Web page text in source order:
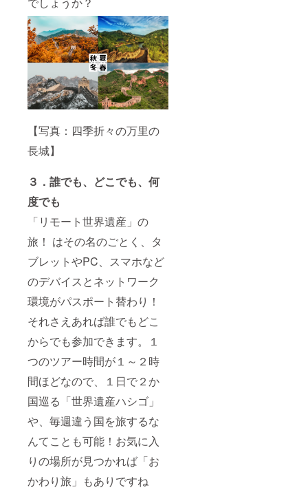
【写真：四季折々の万里の
長城】
３．誰でも、どこでも、何
度でも
「リモート世界遺産」の
旅！ はその名のごとく、タ
ブレットやPC、スマホなど
のデバイスとネットワーク
環境がパスポート替わり！
それさえあれば誰でもどこ
からでも参加できます。１
つのツアー時間が１～２時
間ほどなので、１日で２か
国巡る「世界遺産ハシゴ」
や、毎週違う国を旅するな
んてことも可能！お気に入
りの場所が見つかれば「お
かわり旅」もありですね